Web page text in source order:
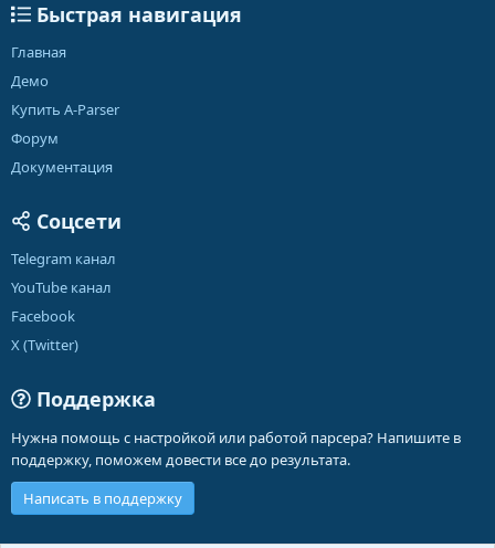
Быстрая навигация
Главная
Демо
Купить A-Parser
Форум
Документация
Соцсети
Telegram канал
YouTube канал
Facebook
X (Twitter)
Поддержка
Нужна помощь с настройкой или работой парсера? Напишите в
поддержку, поможем довести все до результата.
Написать в поддержку